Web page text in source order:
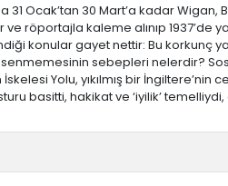
Ocak’tan 30 Mart’a kadar Wigan,
röportajla kaleme alınıp 1937’de
konular gayet nettir: Bu korkunç
sebepleri nelerdir?
Yolu, yıkılmış bir İngiltere’nin
basitti, hakikat ve ‘iyilik’